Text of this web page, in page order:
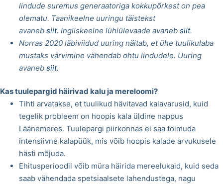
lindude suremus generaatoriga kokkupõrkest on pea
olematu. Taanikeelne uuringu täistekst
avaneb siit. Ingliskeelne lühiülevaade avanebsiit.
Norras 2020 läbiviidud uuring näitab, et ühe tuulikulaba
mustaks värvimine vähendab ohtu lindudele. Uuring
avaneb siit.
Kas tuulepargid häirivad kalu ja mereloomi?
Tihti arvatakse, et tuulikud hävitavad kalavarusid, kuid
tegelik probleem on hoopis kala üldine nappus
Läänemeres. Tuulepargi piirkonnas ei saa toimuda
intensiivne kalapüük, mis võib hoopis kalade arvukusele
hästi mõjuda.
Ehitusperioodil võib müra häirida mereelukaid, kuid seda
saab vähendada spetsiaalsete lahendustega, nagu